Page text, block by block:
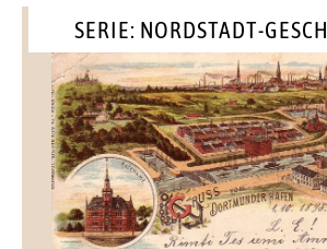
SERIE: NORDSTADT-